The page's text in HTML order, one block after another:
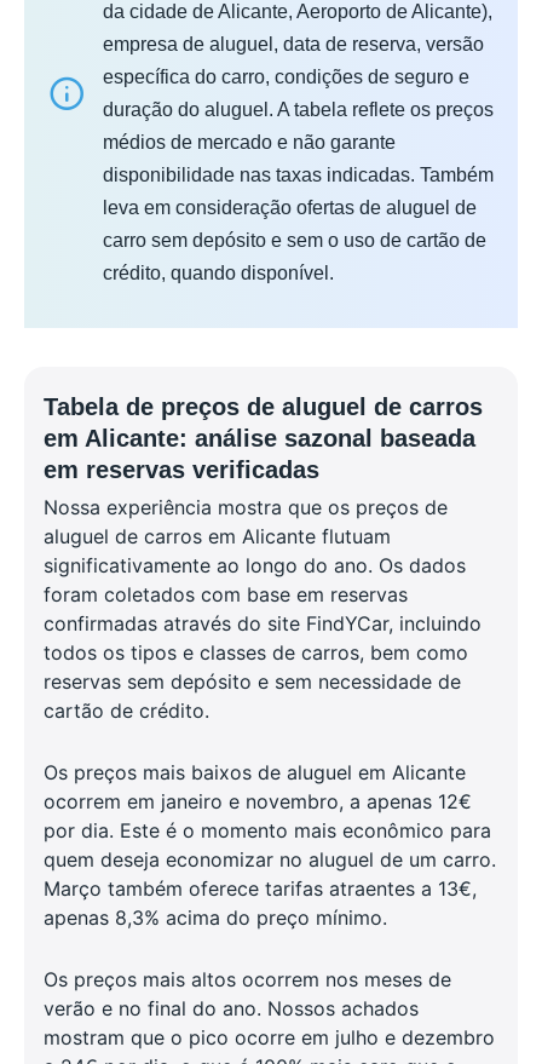
da cidade de Alicante, Aeroporto de Alicante),
empresa de aluguel, data de reserva, versão
específica do carro, condições de seguro e
duração do aluguel. A tabela reflete os preços
médios de mercado e não garante
disponibilidade nas taxas indicadas. Também
leva em consideração ofertas de aluguel de
carro sem depósito e sem o uso de cartão de
crédito, quando disponível.
Tabela de preços de aluguel de carros
em Alicante: análise sazonal baseada
em reservas verificadas
Nossa experiência mostra que os preços de
aluguel de carros em Alicante flutuam
significativamente ao longo do ano. Os dados
foram coletados com base em reservas
confirmadas através do site FindYCar, incluindo
todos os tipos e classes de carros, bem como
reservas sem depósito e sem necessidade de
cartão de crédito.
Os preços mais baixos de aluguel em Alicante
ocorrem em janeiro e novembro, a apenas 12€
por dia. Este é o momento mais econômico para
quem deseja economizar no aluguel de um carro.
Março também oferece tarifas atraentes a 13€,
apenas 8,3% acima do preço mínimo.
Os preços mais altos ocorrem nos meses de
verão e no final do ano. Nossos achados
mostram que o pico ocorre em julho e dezembro